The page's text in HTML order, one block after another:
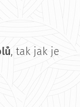
, tak jak je